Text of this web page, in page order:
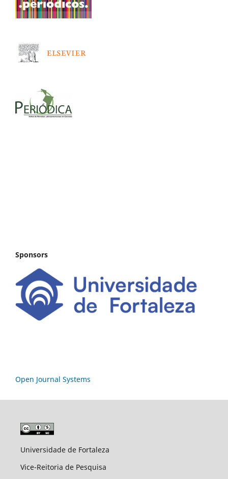
Sponsors
Open Journal Systems
Universidade de Fortaleza
Vice-Reitoria de Pesquisa